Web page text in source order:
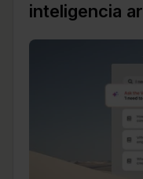
inteligencia